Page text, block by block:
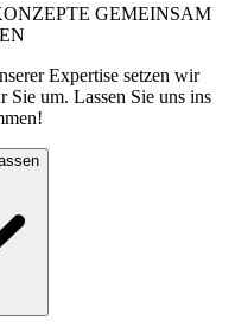
GEMEINSAM
Expertise setzen wir
um. Lassen Sie uns ins